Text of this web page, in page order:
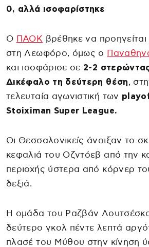
0, αλλά ισοφαρίστηκε
Ο ΠΑΟΚ βρέθηκε να
στη Λεωφόρο, όμως ο
και ισοφάρισε σε 2-2
Δικέφαλο τη δεύτερη θέση,
τελευταία αγωνιστική των
Stoiximan Super League.
Οι Θεσσαλονικείς άνοιξαν το
κεφαλιά του Οζντόεβ από την
περιοχής ύστερα από κόρνερ
δεξιά.
Η ομάδα του Ραζβάν
δεύτερο γκολ πέντε λεπτά
πλασέ του Μύθου στην κίνηση